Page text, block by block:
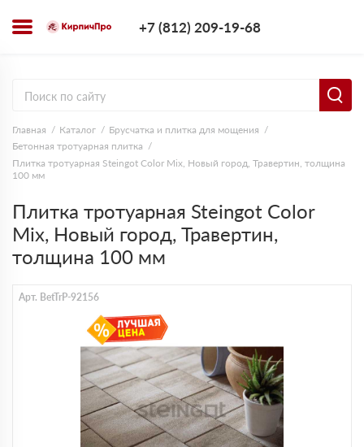
+7 (812) 209-19-68
Главная Каталог
Брусчатка и плитка для мощения
Бетонная тротуарная плитка
Плитка тротуарная Steingot Color Mix, Новый город, Травертин, толщина
100 мм
Плитка тротуарная Steingot Color
Mix, Новый город, Травертин,
толщина 100 мм
Арт. BetTrP-92156